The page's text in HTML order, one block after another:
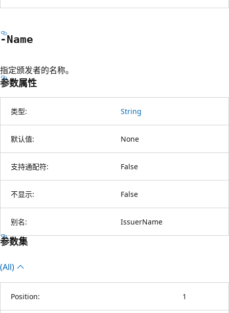
-Name
指定颁发者的名称。
参数属性
类型: String
默认值: None
支持通配符: False
不显示: False
别名: IssuerName
参数集
(All)
Position: 1